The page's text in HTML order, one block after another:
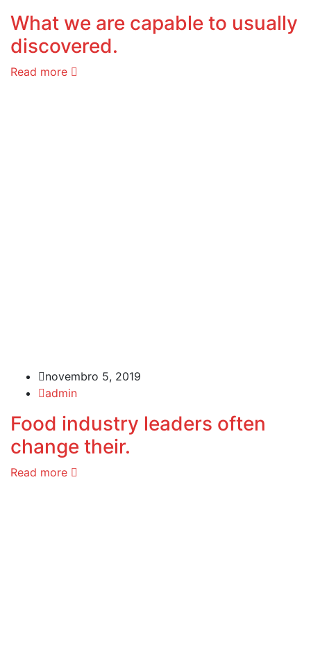
What we are capable to usually
discovered.
Read more
novembro 5, 2019
admin
Food industry leaders often
change their.
Read more